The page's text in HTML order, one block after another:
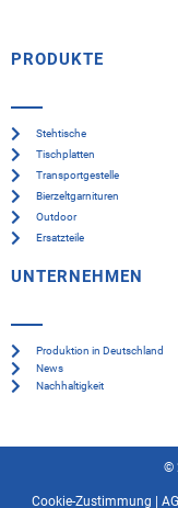
PRODUKTE
Stehtische
Tischplatten
Transportgestelle
Bierzeltgarnituren
Outdoor
Ersatzteile
UNTERNEHMEN
Produktion in Deutschland
News
Nachhaltigkeit
©
Cookie-Zustimmung